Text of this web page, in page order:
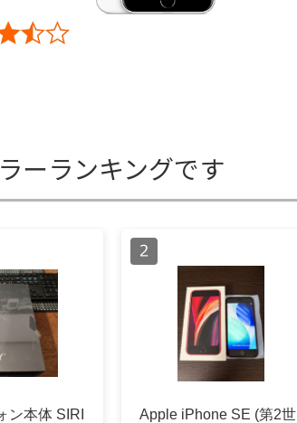
ーランキングです
ン本体 SIRI
Apple iPhone SE (第2世